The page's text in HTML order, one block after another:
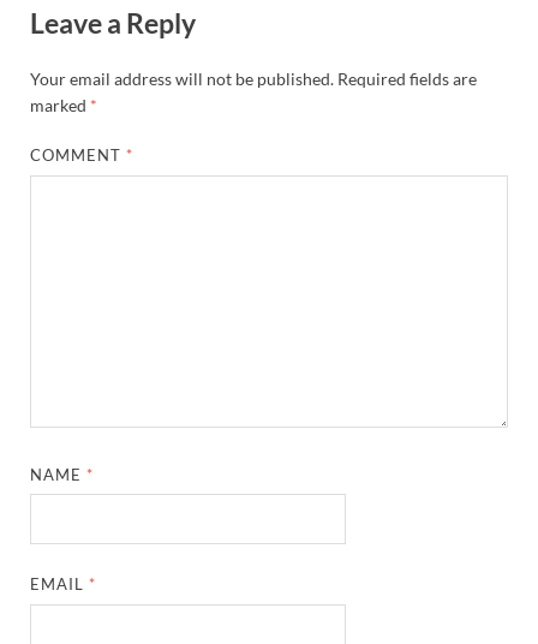
Leave a Reply
Your email address will not be published. Required fields are
marked *
COMMENT *
NAME *
EMAIL *